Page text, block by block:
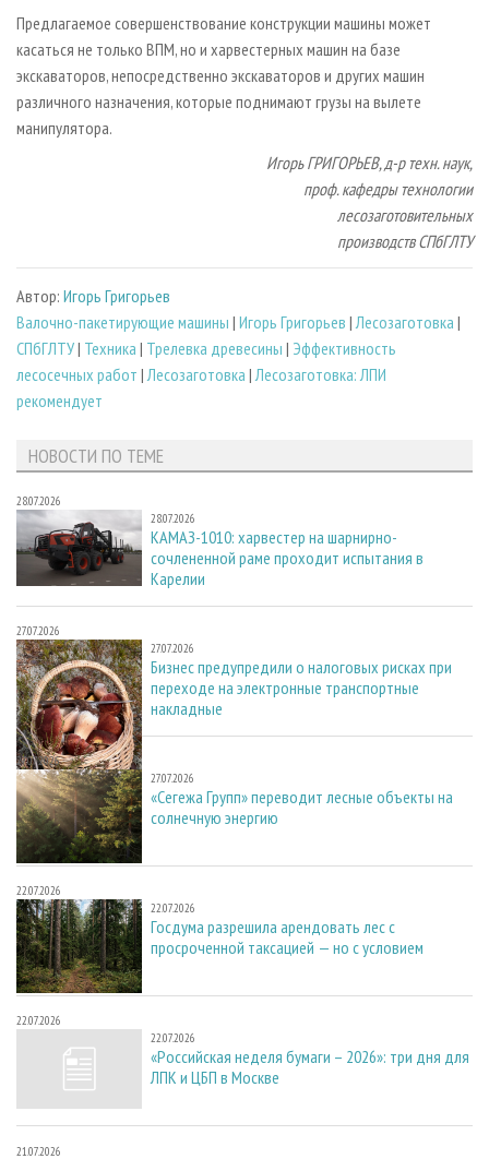
Предлагаемое совершенствование конструкции машины может
касаться не только ВПМ, но и харвестерных машин на базе
экскаваторов, непосредственно экскаваторов и других машин
различного назначения, которые поднимают грузы на вылете
манипулятора.
Игорь ГРИГОРЬЕВ, д-р техн. наук,
проф. кафедры технологии
лесозаготовительных
производств СПбГЛТУ
Автор: Игорь Григорьев
Валочно-пакетирующие машины | Игорь Григорьев |Лесозаготовка |
СПбГЛТУ| Техника | Трелевка древесины | Эффективность
лесосечных работ |Лесозаготовка |Лесозаготовка: ЛПИ
рекомендует
НОВОСТИ ПО ТЕМЕ
28.07.2026
28.07.2026
КАМАЗ-1010: харвестер на шарнирно-
сочлененной раме проходит испытания в
Карелии
27.07.2026
27.07.2026
Бизнес предупредили о налоговых рисках при
переходе на электронные транспортные
накладные
27.07.2026
27.07.2026
«Сегежа Групп» переводит лесные объекты на
солнечную энергию
22.07.2026
22.07.2026
Госдума разрешила арендовать лес с
просроченной таксацией — но с условием
22.07.2026
22.07.2026
«Российская неделя бумаги – 2026»: три дня для
ЛПК и ЦБП в Москве
21.07.2026